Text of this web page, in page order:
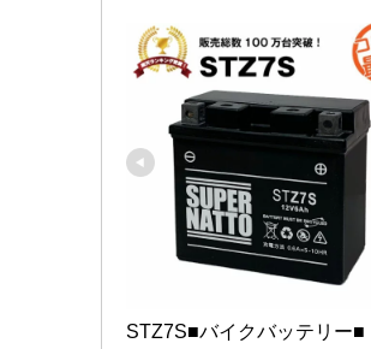
STZ7S■バイクバッテリー■